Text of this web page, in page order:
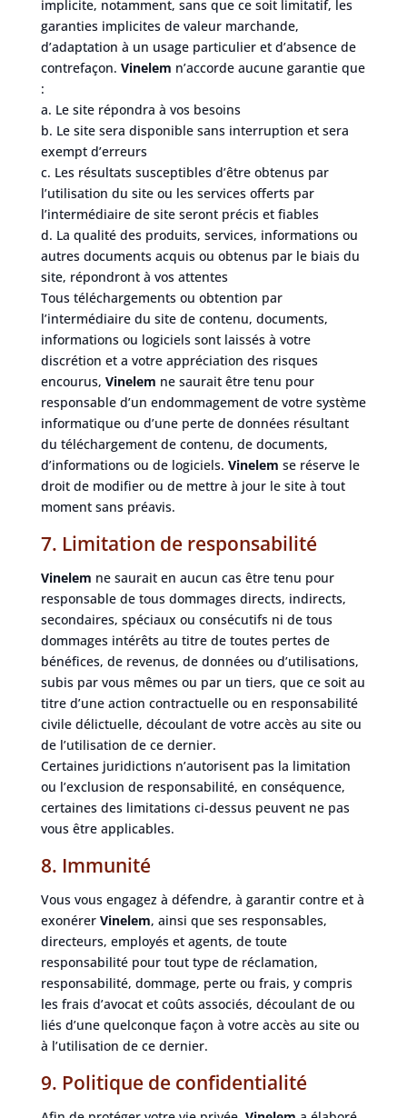
implicite, notamment, sans que ce soit limitatif, les
garanties implicites de valeur marchande,
d’adaptation à un usage particulier et d’absence de
contrefaçon. Vinelem n’accorde aucune garantie que
:
a. Le site répondra à vos besoins
b. Le site sera disponible sans interruption et sera
exempt d’erreurs
c. Les résultats susceptibles d’être obtenus par
l’utilisation du site ou les services offerts par
l’intermédiaire de site seront précis et fiables
d. La qualité des produits, services, informations ou
autres documents acquis ou obtenus par le biais du
site, répondront à vos attentes
Tous téléchargements ou obtention par
l’intermédiaire du site de contenu, documents,
informations ou logiciels sont laissés à votre
discrétion et a votre appréciation des risques
encourus, Vinelem ne saurait être tenu pour
responsable d’un endommagement de votre système
informatique ou d’une perte de données résultant
du téléchargement de contenu, de documents,
d’informations ou de logiciels. Vinelem se réserve le
droit de modifier ou de mettre à jour le site à tout
moment sans préavis.
7. Limitation de responsabilité
Vinelem ne saurait en aucun cas être tenu pour
responsable de tous dommages directs, indirects,
secondaires, spéciaux ou consécutifs ni de tous
dommages intérêts au titre de toutes pertes de
bénéfices, de revenus, de données ou d’utilisations,
subis par vous mêmes ou par un tiers, que ce soit au
titre d’une action contractuelle ou en responsabilité
civile délictuelle, découlant de votre accès au site ou
de l’utilisation de ce dernier.
Certaines juridictions n’autorisent pas la limitation
ou l’exclusion de responsabilité, en conséquence,
certaines des limitations ci-dessus peuvent ne pas
vous être applicables.
8. Immunité
Vous vous engagez à défendre, à garantir contre et à
exonérer Vinelem, ainsi que ses responsables,
directeurs, employés et agents, de toute
responsabilité pour tout type de réclamation,
responsabilité, dommage, perte ou frais, y compris
les frais d’avocat et coûts associés, découlant de ou
liés d’une quelconque façon à votre accès au site ou
à l’utilisation de ce dernier.
9. Politique de confidentialité